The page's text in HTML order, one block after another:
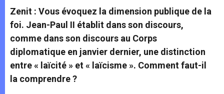
Zenit : Vous évoquez la dimension publique de la
foi. Jean-Paul II établit dans son discours,
comme dans son discours au Corps
diplomatique en janvier dernier, une distinction
entre « laïcité » et « laïcisme ». Comment faut-il
la comprendre ?